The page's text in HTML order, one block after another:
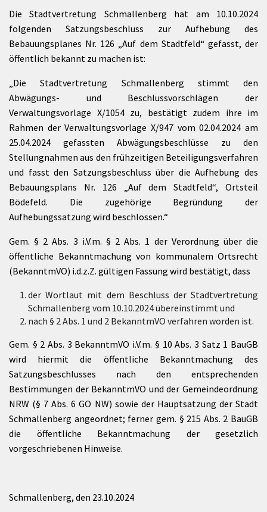
Die Stadtvertretung Schmallenberg hat am 10.10.2024
folgenden Satzungsbeschluss zur Aufhebung des
Bebauungsplanes Nr. 126 „Auf dem Stadtfeld“ gefasst, der
öffentlich bekannt zu machen ist:
„Die Stadtvertretung Schmallenberg stimmt den
Abwägungs- und Beschlussvorschlägen der
Verwaltungsvorlage X/1054 zu, bestätigt zudem ihre im
Rahmen der Verwaltungsvorlage X/947 vom 02.04.2024 am
25.04.2024 gefassten Abwägungsbeschlüsse zu den
Stellungnahmen aus den frühzeitigen Beteiligungsverfahren
und fasst den Satzungsbeschluss über die Aufhebung des
Bebauungsplans Nr. 126 „Auf dem Stadtfeld“, Ortsteil
Bödefeld. Die zugehörige Begründung der
Aufhebungssatzung wird beschlossen.“
Gem. § 2 Abs. 3 i.V.m. § 2 Abs. 1 der Verordnung über die
öffentliche Bekanntmachung von kommunalem Ortsrecht
(BekanntmVO) i.d.z.Z. gültigen Fassung wird bestätigt, dass
der Wortlaut mit dem Beschluss der Stadtvertretung
Schmallenberg vom 10.10.2024 übereinstimmt und
nach § 2 Abs. 1 und 2 BekanntmVO verfahren worden ist.
Gem. § 2 Abs. 3 BekanntmVO i.V.m. § 10 Abs. 3 Satz 1 BauGB
wird hiermit die öffentliche Bekanntmachung des
Satzungsbeschlusses nach den entsprechenden
Bestimmungen der BekanntmVO und der Gemeindeordnung
NRW (§ 7 Abs. 6 GO NW) sowie der Hauptsatzung der Stadt
Schmallenberg angeordnet; ferner gem. § 215 Abs. 2 BauGB
die öffentliche Bekanntmachung der gesetzlich
vorgeschriebenen Hinweise.
Schmallenberg, den 23.10.2024